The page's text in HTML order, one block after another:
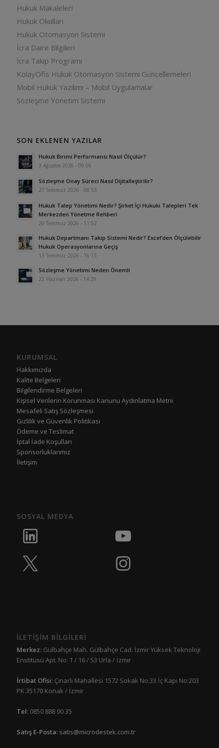
Hukuk Makaleleri
Hukuk Okulları
Hukuk Otomasyon Sistemi
İcra Daire Bilgileri
İcra Takip Programı
KolayOfis Hukuk Otomasyon Sistemi Güncellemeleri
Mobil Hukuk Yazılımı – Mobil Uygulamalar
Sözleşme Yönetim Sistemi
SON EKLENEN YAZILAR
Hukuk Birimi Performansı Nasıl Ölçülür?
3 Ağustos 2026 - 09:06
Sözleşme Onay Süreci Nasıl Dijitalleştirilir?
27 Temmuz 2026 - 08:53
Hukuk Talep Yönetimi Nedir? Şirket İçi Hukuki Talepleri Tek
Merkezden Yönetme Rehberi
20 Temmuz 2026 - 11:52
Hukuk Departmanı Takip Sistemi Nedir? Excel’den Ölçülebilir
Hukuk Operasyonlarına Geçiş
13 Temmuz 2026 - 16:13
Sözleşme Yönetimi Neden Önemli
22 Haziran 2026 - 14:29
KURUMSAL
Hakkımızda
Kalite Belgeleri
Bilgilendirme Belgeleri
Kişisel Verilerin Korunması Kanunu Aydınlatma Metni
Mesafeli Satış Sözleşmesi
Gizlilik ve Güvenlik Politikası
Ödeme ve Teslimat
İptal İade Koşulları
Sponsorluklarımız
İletişim
SOSYAL MEDYA
İLETİŞİM BİLGİLERİ
Merkez:Gülbahçe Mah. Gülbahçe Cad. İzmir Yüksek Teknoloji
Enstitüsü Apt. No: 1 / 16 / 53 Urla / İzmir
İrtibat Ofisi: Çınarlı Mahallesi 1572 Sokak No:33 İç Kapı No:203
PK.35170 Konak / İzmir
Tel:0850 888 00 35
Satış E-Posta: satis@microdestek.com.tr